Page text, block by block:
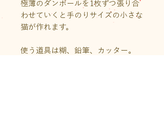
極薄のダンボールを1枚ずつ張り合
わせていくと手のりサイズの小さな
猫が作れます。
使う道具は糊、鉛筆、カッター。